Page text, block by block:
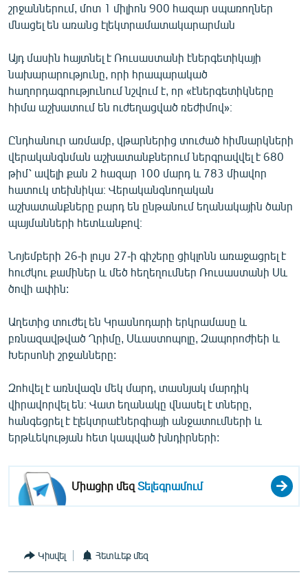
ՓՈԴՔԱՍԹ
English
Русский
«Ազատության» բոլոր կայքերը
շրջաններում, մոտ 1 միլիոն 900 հազար սպառողներ
մնացել են առանց էլեկտրամատակարարման
Այդ մասին հայտնել է Ռուսաստանի էներգետիկայի
նախարարությունը, որի հրապարակած
հաղորդագրությունում նշվում է, որ «էներգետիկները
հիմա աշխատում են ուժեղացված ռեժիմով»։
Ընդհանուր առմամբ, վթարներից տուժած հիմնարկների
վերականգնման աշխատանքներում ներգրավվել է 680
թիմ՝ ավելի քան 2 հազար 100 մարդ և 783 միավոր
հատուկ տեխնիկա։ Վերականգնողական
աշխատանքները բարդ են ընթանում եղանակային ծանր
պայմանների հետևանքով։
Նոյեմբերի 26-ի լույս 27-ի գիշերը ցիկլոնն առաջացրել է
հուժկու քամիներ և մեծ հեղեղումներ Ռուսաստանի Սև
ծովի ափին:
Աղետից տուժել են Կրասնոդարի երկրամասը և
բռնազավթված Ղրիմը, Սևաստոպոլը, Զապորոժիեի և
Խերսոնի շրջանները:
Զոհվել է առնվազն մեկ մարդ, տասնյակ մարդիկ
վիրավորվել են։ Վատ եղանակը վնասել է տները,
հանգեցրել է էլեկտրաէներգիայի անջատումների և
երթևեկության հետ կապված խնդիրների:
Միացիր մեզՏելեգրամում
Կիսվել Հետևեք մեզ